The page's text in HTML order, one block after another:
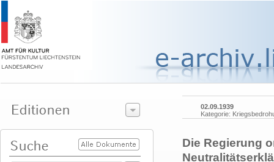
02.09.1939
Kategorie:
Die Regierung